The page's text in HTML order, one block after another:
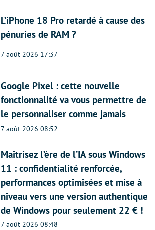
L’iPhone 18 Pro retardé à cause des
pénuries de RAM ?
7 août 2026 17:37
Google Pixel : cette nouvelle
fonctionnalité va vous permettre de
le personnaliser comme jamais
7 août 2026 08:52
Maîtrisez l’ère de l’IA sous Windows
11 : confidentialité renforcée,
performances optimisées et mise à
niveau vers une version authentique
de Windows pour seulement 22 € !
7 août 2026 08:48